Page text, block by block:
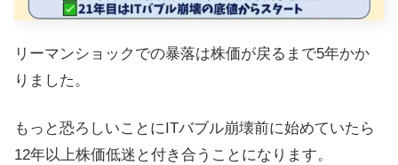
リーマンショックでの暴落は株価が戻るまで5年かか
りました。
もっと恐ろしいことにITバブル崩壊前に始めていたら
12年以上株価低迷と付き合うことになります。